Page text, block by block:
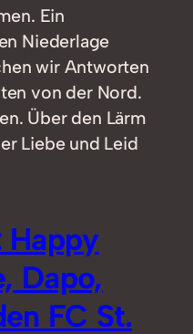
Ein
Niederlage
wir Antworten
von der Nord.
Über den Lärm
Liebe und Leid
Happy
Dapo,
FC St.